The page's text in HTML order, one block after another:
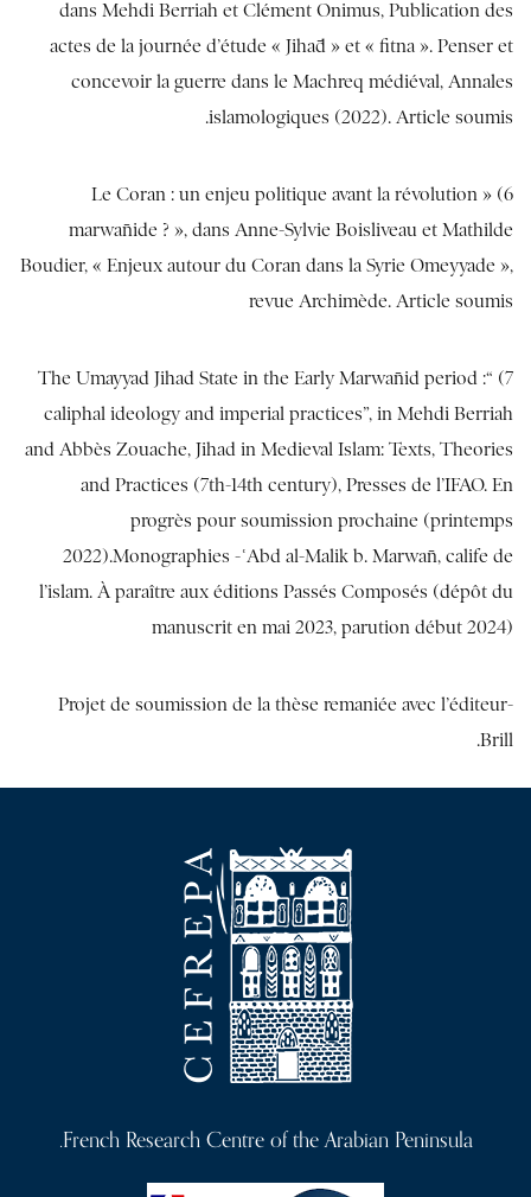
dans Mehdi Berriah et Clément Onimus, Publication des
actes de la journée d’étude « Jihād » et « fitna ». Penser et
concevoir la guerre dans le Machreq médiéval, Annales
islamologiques (2022). Article soumis.
6) « Le Coran : un enjeu politique avant la révolution
marwānide ? », dans Anne-Sylvie Boisliveau et Mathilde
Boudier, « Enjeux autour du Coran dans la Syrie Omeyyade »,
revue Archimède. Article soumis
7) “The Umayyad Jihad State in the Early Marwānid period :
caliphal ideology and imperial practices”, in Mehdi Berriah
and Abbès Zouache, Jihad in Medieval Islam: Texts, Theories
and Practices (7th-14th century), Presses de l’IFAO. En
progrès pour soumission prochaine (printemps
2022).Monographies -ʿAbd al-Malik b. Marwān, calife de
l’islam. À paraître aux éditions Passés Composés (dépôt du
manuscrit en mai 2023, parution début 2024)
-Projet de soumission de la thèse remaniée avec l’éditeur
Brill.
French Research Centre of the Arabian Peninsula.